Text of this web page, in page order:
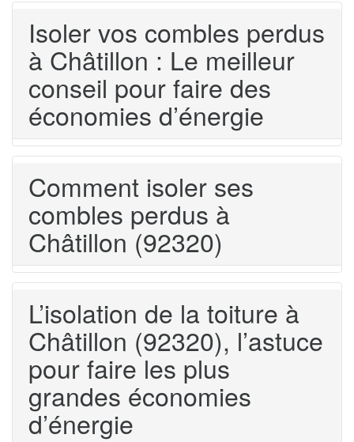
Isoler vos combles perdus
à Châtillon : Le meilleur
conseil pour faire des
économies d’énergie
Comment isoler ses
combles perdus à
Châtillon (92320)
L’isolation de la toiture à
Châtillon (92320), l’astuce
pour faire les plus
grandes économies
d’énergie